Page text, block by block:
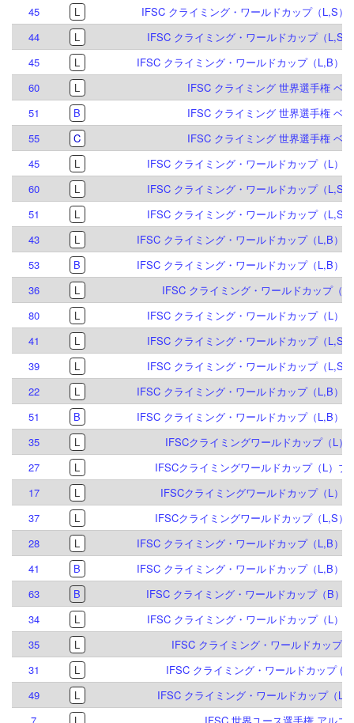
45
L
IFSC クライミング・ワールドカップ（L,S）
44
L
IFSC クライミング・ワールドカップ（L,S
45
L
IFSC クライミング・ワールドカップ（L,B）
60
L
IFSC クライミング 世界選手権 ベ
51
B
IFSC クライミング 世界選手権 ベ
55
C
IFSC クライミング 世界選手権 ベ
45
L
IFSC クライミング・ワールドカップ（L）
60
L
IFSC クライミング・ワールドカップ（L,S
51
L
IFSC クライミング・ワールドカップ（L,S
43
L
IFSC クライミング・ワールドカップ（L,B）
53
B
IFSC クライミング・ワールドカップ（L,B）
36
L
IFSC クライミング・ワールドカップ（L
80
L
IFSC クライミング・ワールドカップ（L）
41
L
IFSC クライミング・ワールドカップ（L,S
39
L
IFSC クライミング・ワールドカップ（L,S
22
L
IFSC クライミング・ワールドカップ（L,B）
51
B
IFSC クライミング・ワールドカップ（L,B）
35
L
IFSCクライミングワールドカップ（L）
27
L
IFSCクライミングワールドカップ（L）ブ
17
L
IFSCクライミングワールドカップ（L）
37
L
IFSCクライミングワールドカップ（L,S）
28
L
IFSC クライミング・ワールドカップ（L,B）
41
B
IFSC クライミング・ワールドカップ（L,B）
63
B
IFSC クライミング・ワールドカップ（B）
34
L
IFSC クライミング・ワールドカップ（L）
35
L
IFSC クライミング・ワールドカップ
31
L
IFSC クライミング・ワールドカップ
49
L
IFSC クライミング・ワールドカップ（L